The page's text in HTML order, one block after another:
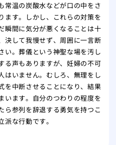
常温の炭酸水などが口の中をさ
ます。しかし、これらの対策を
瞬間に気分が悪くなることは十
決して我慢せず、周囲に一言断
い。葬儀という神聖な場を汚し
る声もありますが、妊婦の不可
はいません。むしろ、無理をし
を中断させることになり、結果
います。自分のつわりの程度を
ら参列を辞退する勇気を持つこ
な行動です。